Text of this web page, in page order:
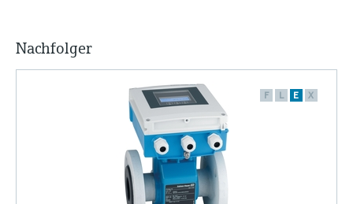
Nachfolger
F L E X